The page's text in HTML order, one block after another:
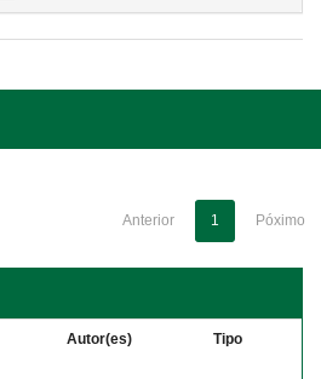
Anterior 1 Póximo
Autor(es) Tipo